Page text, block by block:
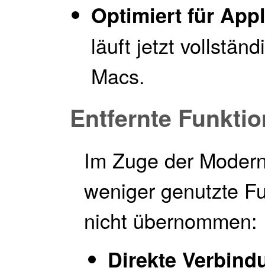
Optimiert für
läuft jetzt
Macs.
Entfernte
Im Zuge der
weniger genutzte
nicht übernommen:
Direkte